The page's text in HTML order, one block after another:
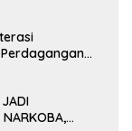
JADI
NARKOBA,